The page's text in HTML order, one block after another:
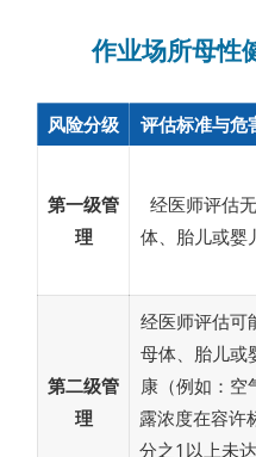
作业场所母性
风险分级 评估标准与危
第一级管
理
经医师评估
体、胎儿或婴
第二级管
理
经医师评估可
母体、胎儿或
康（例如：空
露浓度在容许
分之1以上未